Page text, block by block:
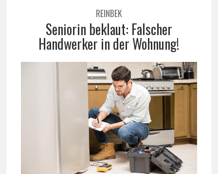
REINBEK
Seniorin beklaut: Falscher
Handwerker in der Wohnung!